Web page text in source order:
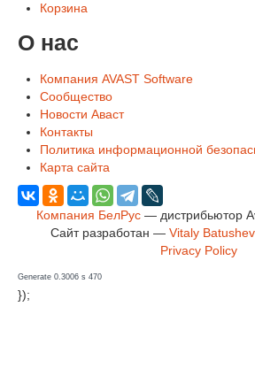
Корзина
О нас
Компания AVAST Software
Сообщество
Новости Аваст
Контакты
Политика информационной
Карта сайта
Компания БелРус — дистрибьютор
Сайт разработан — Vitaly Batushev
Privacy Policy
Generate 0.3006 s 470
});